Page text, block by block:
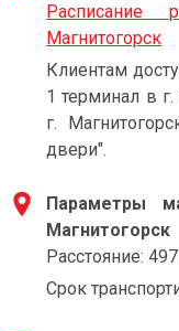
Магнитогорск
Клиентам
1 терминал в
г.
двери".
Параметры
Магнитогорск
Расстояние:
Срок